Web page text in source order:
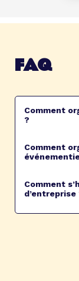
FAQ
Comment
?
Comment
Comment
d’entreprise